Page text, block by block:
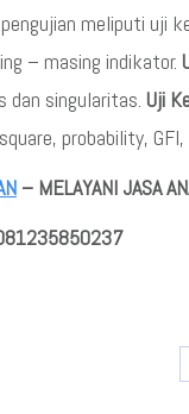
meliputi uji
– masing indikator.
dan singularitas. Uji
probability, GFI,
– MELAYANI JASA
081235850237